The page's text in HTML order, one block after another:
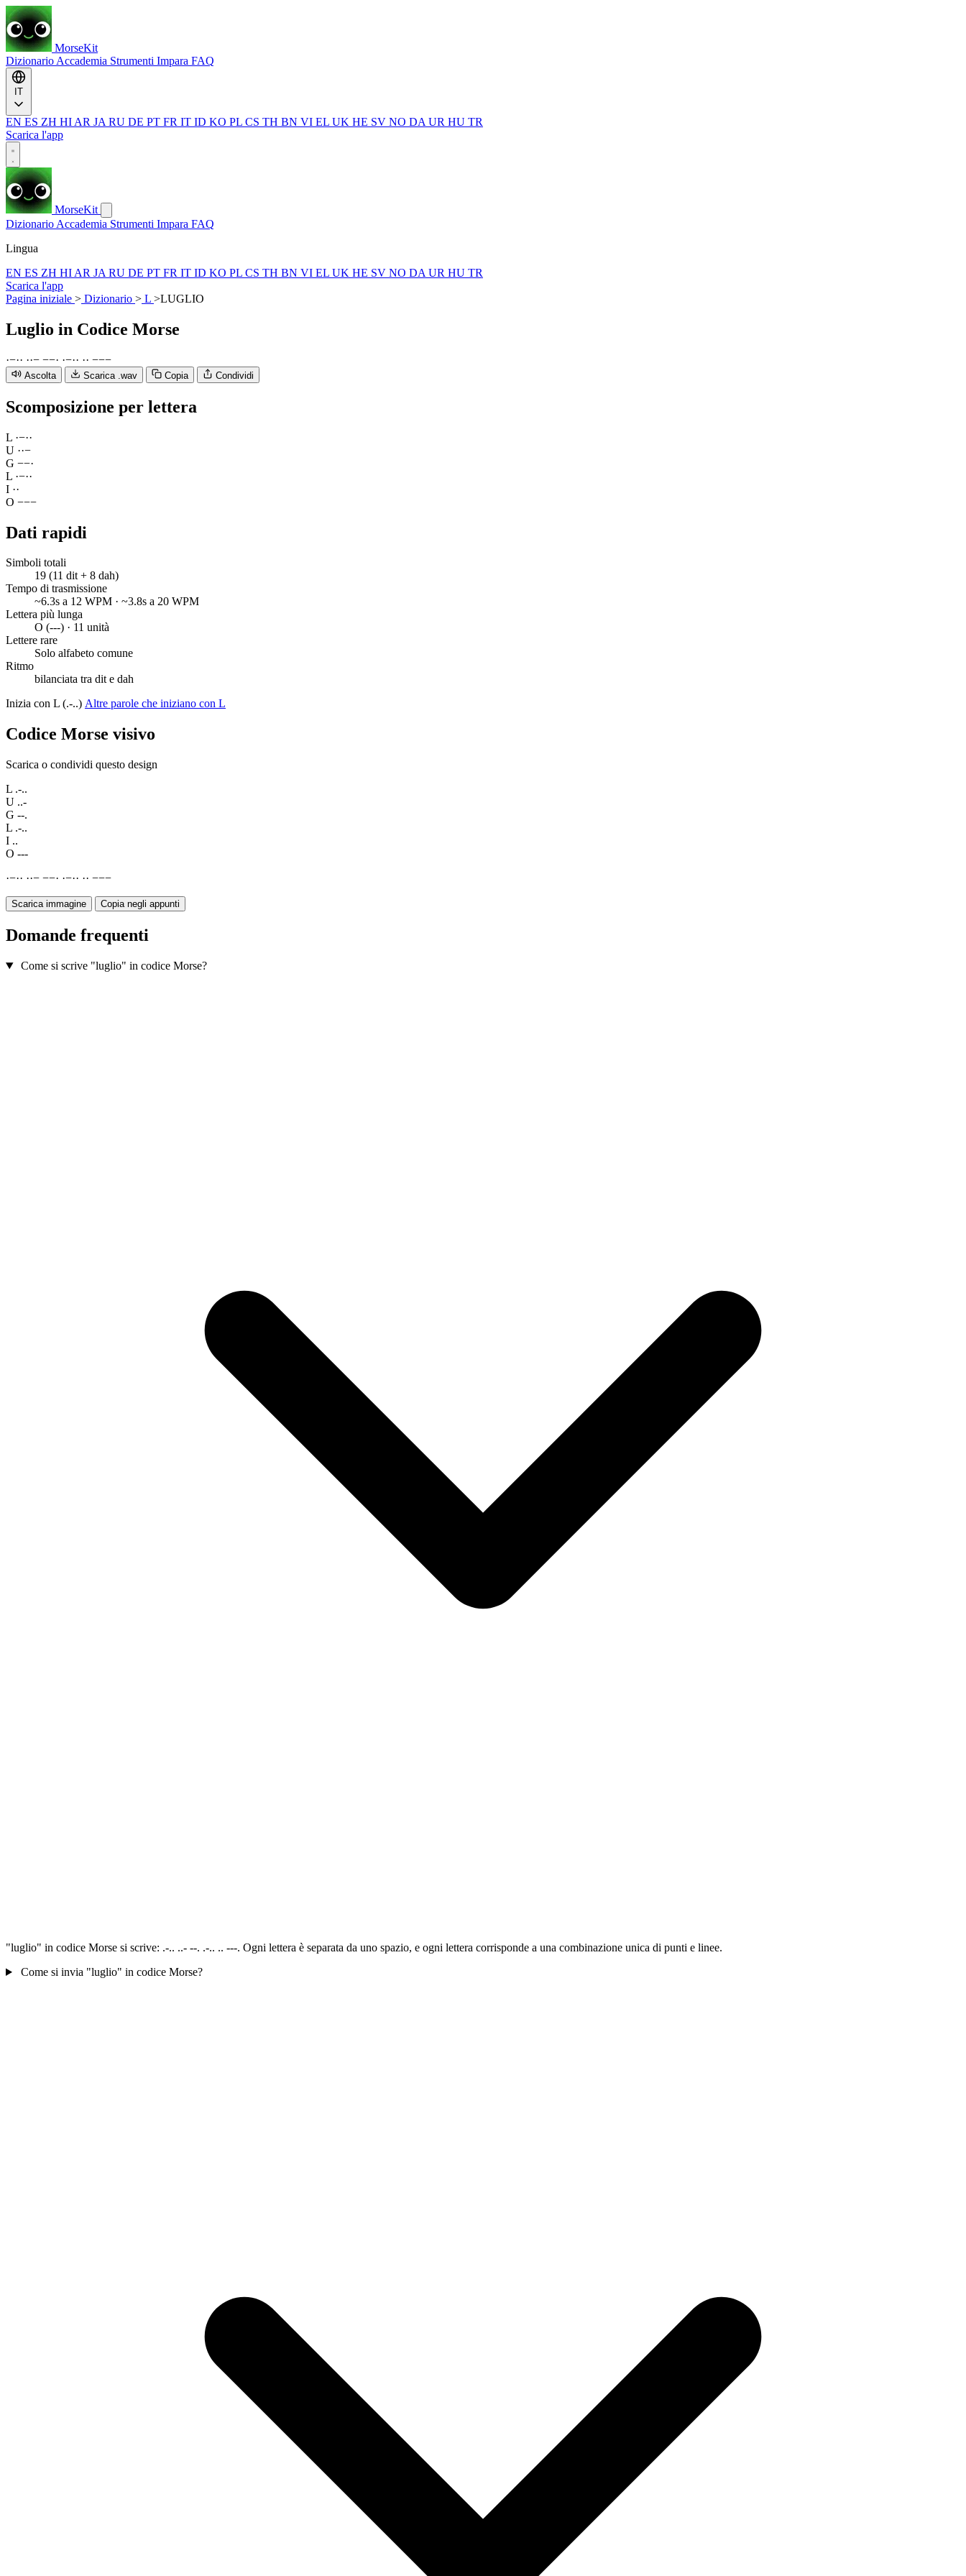
MorseKit
Dizionario Accademia Strumenti Impara FAQ
EN ES ZH HI AR JA RU DE PT FR IT ID KO PL CS TH BN VI EL UK HE SV NO DA UR HU TR
Scarica l'app
MorseKit
Dizionario Accademia Strumenti Impara FAQ
Lingua
EN ES ZH HI AR JA RU DE PT FR IT ID KO PL CS TH BN VI EL UK HE SV NO DA UR HU TR
Scarica l'app
Pagina iniziale > Dizionario > L >LUGLIO
Luglio in Codice Morse
·−·· ··− −−· ·−·· ·· −−−
Ascolta Scarica .wav Copia Condividi
Scomposizione per lettera
L ·−··
U ··−
G −−·
L ·−··
I ··
O −−−
Dati rapidi
Simboli totali
19 (11 dit + 8 dah)
Tempo di trasmissione
~6.3s a 12 WPM · ~3.8s a 20 WPM
Lettera più lunga
O (---) · 11 unità
Lettere rare
Solo alfabeto comune
Ritmo
bilanciata tra dit e dah
Inizia con L (.-..) Altre parole che iniziano con L
Codice Morse visivo
Scarica o condividi questo design
L .-..
U ..-
G --.
L .-..
I ..
O ---
·−·· ··− −−· ·−·· ·· −−−
Scarica immagine Copia negli appunti
Domande frequenti
Come si scrive "luglio" in codice Morse?
"luglio" in codice Morse si scrive: .-.. ..- --. .-.. .. ---. Ogni lettera è separata da uno spazio, e ogni lettera corrisponde a una combinazione unica di punti e linee.
Come si invia "luglio" in codice Morse?